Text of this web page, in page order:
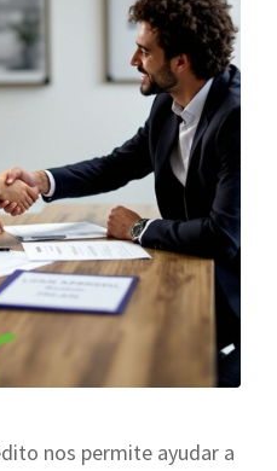
nos permite ayudar a